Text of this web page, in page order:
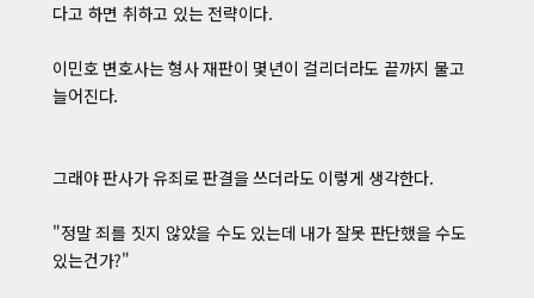
다고 하면 취하고 있는 전략이다.
이민호 변호사는 형사 재판이 몇년이 걸리더라도 끝까지 물고
늘어진다.
그래야 판사가 유죄로 판결을 쓰더라도 이렇게 생각한다.
"정말 죄를 짓지 않았을 수도 있는데 내가 잘못 판단했을 수도
있는건가?"